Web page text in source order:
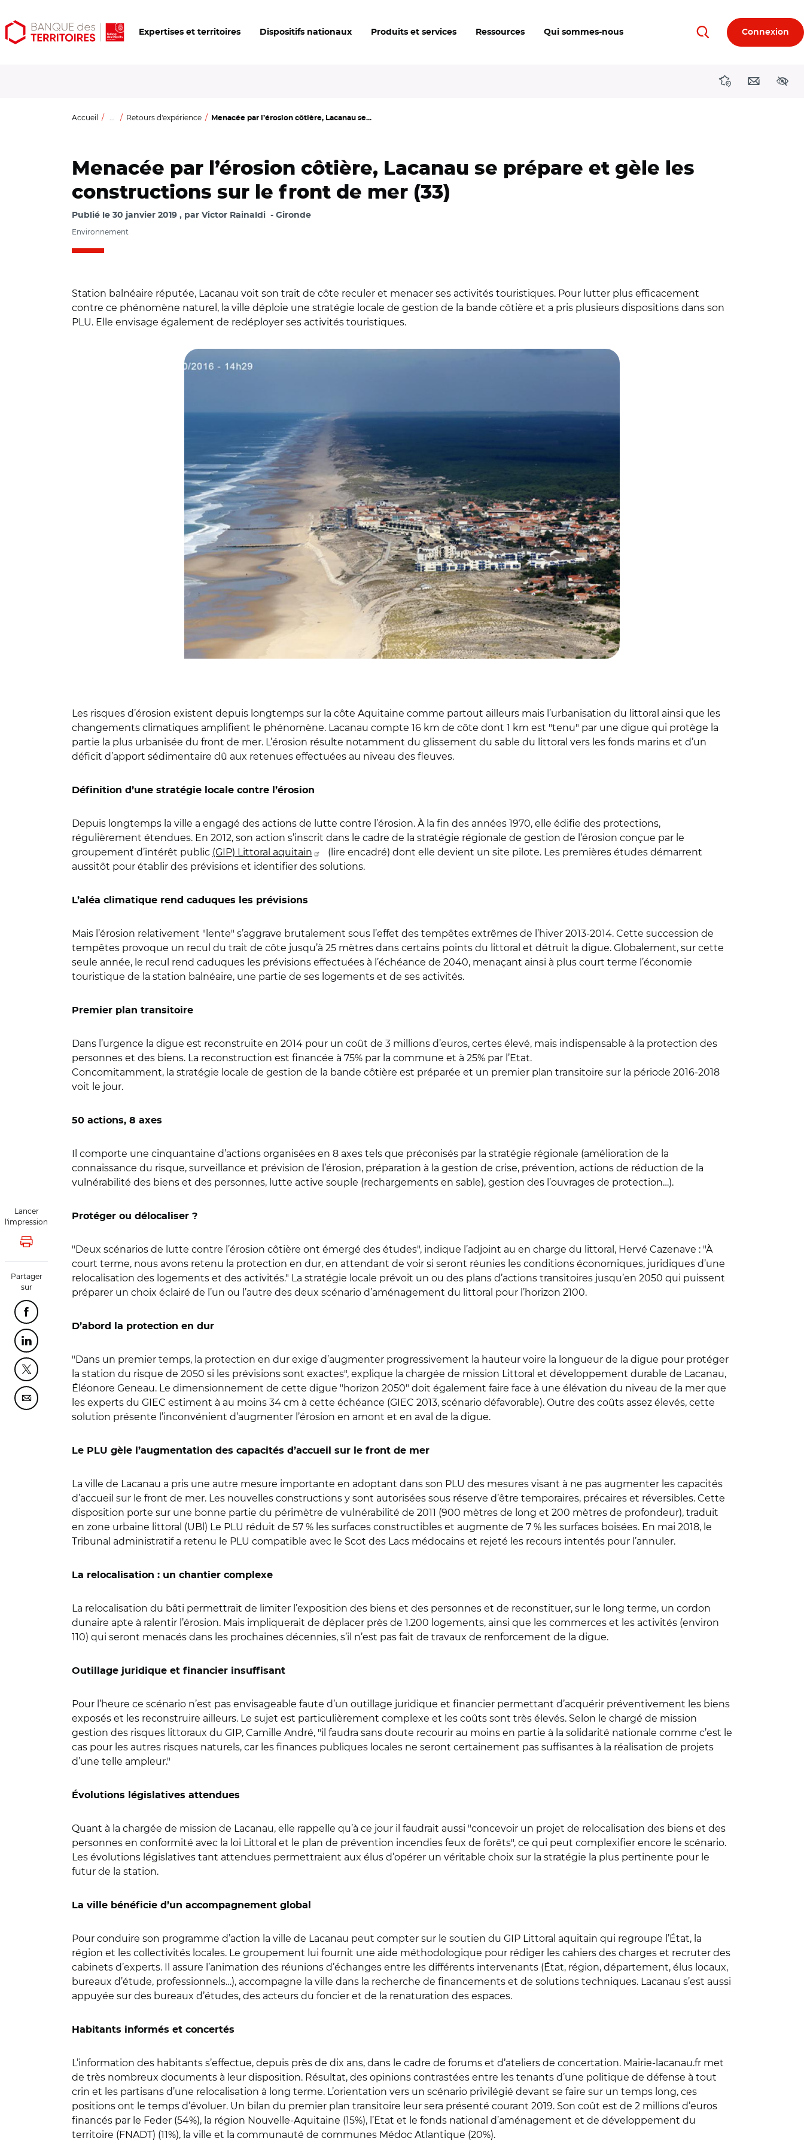
Aller
au
Aller
au
Ouvrir
les
Expertises et territoires Dispositifs nationaux Produits et services Ressources Qui sommes-nous RechercherConnexion
DirectionsContact
Accueil ... Retours d'expérience Menacée par l’érosion côtière, Lacanau se...
Menacée par l’érosion côtière, Lacanau se prépare et gèle les
constructions sur le front de mer (33)
Publié le 30 janvier 2019 par Victor Rainaldi Gironde
Environnement
Lancer
l'impression
Lancer l'impression
Partager
sur
Partager cette page sur Facebook
Partager cette page sur Linkedin
Partager cette page sur Twitter
Partager cette page sur Courriel
Station balnéaire réputée, Lacanau voit son trait de côte reculer et menacer ses activités touristiques. Pour lutter plus efficacement
contre ce phénomène naturel, la ville déploie une stratégie locale de gestion de la bande côtière et a pris plusieurs dispositions dans son
PLU. Elle envisage également de redéployer ses activités touristiques.
Les risques d’érosion existent depuis longtemps sur la côte Aquitaine comme partout ailleurs mais l’urbanisation du littoral ainsi que les
changements climatiques amplifient le phénomène. Lacanau compte 16 km de côte dont 1 km est "tenu" par une digue qui protège la
partie la plus urbanisée du front de mer. L’érosion résulte notamment du glissement du sable du littoral vers les fonds marins et d’un
déficit d’apport sédimentaire dû aux retenues effectuées au niveau des fleuves.
Définition d’une stratégie locale contre l’érosion
Depuis longtemps la ville a engagé des actions de lutte contre l’érosion. À la fin des années 1970, elle édifie des protections,
régulièrement étendues. En 2012, son action s’inscrit dans le cadre de la stratégie régionale de gestion de l’érosion conçue par le
groupement d’intérêt public (GIP) Littoral aquitain
(lire encadré) dont elle devient un site pilote. Les premières études démarrent
aussitôt pour établir des prévisions et identifier des solutions.
L’aléa climatique rend caduques les prévisions
Mais l’érosion relativement "lente" s’aggrave brutalement sous l’effet des tempêtes extrêmes de l’hiver 2013-2014. Cette succession de
tempêtes provoque un recul du trait de côte jusqu’à 25 mètres dans certains points du littoral et détruit la digue. Globalement, sur cette
seule année, le recul rend caduques les prévisions effectuées à l’échéance de 2040, menaçant ainsi à plus court terme l’économie
touristique de la station balnéaire, une partie de ses logements et de ses activités.
Premier plan transitoire
Dans l’urgence la digue est reconstruite en 2014 pour un coût de 3 millions d’euros, certes élevé, mais indispensable à la protection des
personnes et des biens. La reconstruction est financée à 75% par la commune et à 25% par l’Etat.
Concomitamment, la stratégie locale de gestion de la bande côtière est préparée et un premier plan transitoire sur la période 2016-2018
voit le jour.
50 actions, 8 axes
Il comporte une cinquantaine d’actions organisées en 8 axes tels que préconisés par la stratégie régionale (amélioration de la
connaissance du risque, surveillance et prévision de l’érosion, préparation à la gestion de crise, prévention, actions de réduction de la
vulnérabilité des biens et des personnes, lutte active souple (rechargements en sable), gestion des l’ouvrages de protection…).
Protéger ou délocaliser ?
"Deux scénarios de lutte contre l’érosion côtière ont émergé des études", indique l’adjoint au en charge du littoral, Hervé Cazenave : "À
court terme, nous avons retenu la protection en dur, en attendant de voir si seront réunies les conditions économiques, juridiques d’une
relocalisation des logements et des activités." La stratégie locale prévoit un ou des plans d’actions transitoires jusqu’en 2050 qui puissent
préparer un choix éclairé de l’un ou l’autre des deux scénario d’aménagement du littoral pour l’horizon 2100.
D’abord la protection en dur
"Dans un premier temps, la protection en dur exige d’augmenter progressivement la hauteur voire la longueur de la digue pour protéger
la station du risque de 2050 si les prévisions sont exactes", explique la chargée de mission Littoral et développement durable de Lacanau,
Éléonore Geneau. Le dimensionnement de cette digue "horizon 2050" doit également faire face à une élévation du niveau de la mer que
les experts du GIEC estiment à au moins 34 cm à cette échéance (GIEC 2013, scénario défavorable). Outre des coûts assez élevés, cette
solution présente l’inconvénient d’augmenter l’érosion en amont et en aval de la digue.
Le PLU gèle l’augmentation des capacités d’accueil sur le front de mer
La ville de Lacanau a pris une autre mesure importante en adoptant dans son PLU des mesures visant à ne pas augmenter les capacités
d’accueil sur le front de mer. Les nouvelles constructions y sont autorisées sous réserve d’être temporaires, précaires et réversibles. Cette
disposition porte sur une bonne partie du périmètre de vulnérabilité de 2011 (900 mètres de long et 200 mètres de profondeur), traduit
en zone urbaine littoral (UBl) Le PLU réduit de 57 % les surfaces constructibles et augmente de 7 % les surfaces boisées. En mai 2018, le
Tribunal administratif a retenu le PLU compatible avec le Scot des Lacs médocains et rejeté les recours intentés pour l’annuler.
La relocalisation : un chantier complexe
La relocalisation du bâti permettrait de limiter l’exposition des biens et des personnes et de reconstituer, sur le long terme, un cordon
dunaire apte à ralentir l’érosion. Mais impliquerait de déplacer près de 1.200 logements, ainsi que les commerces et les activités (environ
110) qui seront menacés dans les prochaines décennies, s’il n’est pas fait de travaux de renforcement de la digue.
Outillage juridique et financier insuffisant
Pour l’heure ce scénario n’est pas envisageable faute d’un outillage juridique et financier permettant d’acquérir préventivement les biens
exposés et les reconstruire ailleurs. Le sujet est particulièrement complexe et les coûts sont très élevés. Selon le chargé de mission
gestion des risques littoraux du GIP, Camille André, "il faudra sans doute recourir au moins en partie à la solidarité nationale comme c’est le
cas pour les autres risques naturels, car les finances publiques locales ne seront certainement pas suffisantes à la réalisation de projets
d’une telle ampleur."
Évolutions législatives attendues
Quant à la chargée de mission de Lacanau, elle rappelle qu’à ce jour il faudrait aussi "concevoir un projet de relocalisation des biens et des
personnes en conformité avec la loi Littoral et le plan de prévention incendies feux de forêts", ce qui peut complexifier encore le scénario.
Les évolutions législatives tant attendues permettraient aux élus d’opérer un véritable choix sur la stratégie la plus pertinente pour le
futur de la station.
La ville bénéficie d’un accompagnement global
Pour conduire son programme d’action la ville de Lacanau peut compter sur le soutien du GIP Littoral aquitain qui regroupe l’État, la
région et les collectivités locales. Le groupement lui fournit une aide méthodologique pour rédiger les cahiers des charges et recruter des
cabinets d’experts. Il assure l’animation des réunions d’échanges entre les différents intervenants (État, région, département, élus locaux,
bureaux d’étude, professionnels…), accompagne la ville dans la recherche de financements et de solutions techniques. Lacanau s’est aussi
appuyée sur des bureaux d’études, des acteurs du foncier et de la renaturation des espaces.
Habitants informés et concertés
L’information des habitants s’effectue, depuis près de dix ans, dans le cadre de forums et d’ateliers de concertation. Mairie-lacanau.fr met
de très nombreux documents à leur disposition. Résultat, des opinions contrastées entre les tenants d’une politique de défense à tout
crin et les partisans d’une relocalisation à long terme. L’orientation vers un scénario privilégié devant se faire sur un temps long, ces
positions ont le temps d’évoluer. Un bilan du premier plan transitoire leur sera présenté courant 2019. Son coût est de 2 millions d’euros
financés par le Feder (54%), la région Nouvelle-Aquitaine (15%), l’Etat et le fonds national d’aménagement et de développement du
territoire (FNADT) (11%), la ville et la communauté de communes Médoc Atlantique (20%).